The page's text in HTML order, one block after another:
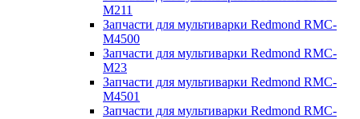
M211
Запчасти для мультиварки Redmond RMC-
M4500
Запчасти для мультиварки Redmond RMC-
M23
Запчасти для мультиварки Redmond RMC-
M4501
Запчасти для мультиварки Redmond RMC-